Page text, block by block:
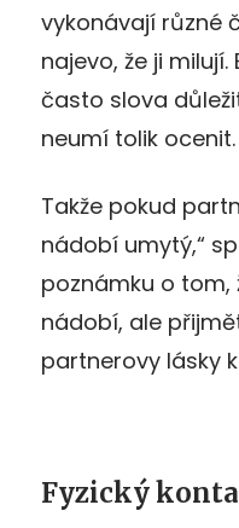
vykonávají různé
najevo, že ji
často slova
neumí tolik ocenit.
Takže pokud
nádobí umytý,“
poznámku o tom,
nádobí, ale
partnerovy lásky
Fyzický